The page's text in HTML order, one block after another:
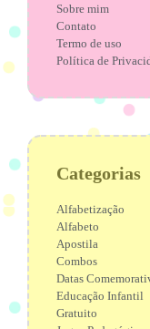
Sobre mim
Contato
Termo de uso
Política de
Categorias
Alfabetização
Alfabeto
Apostila
Combos
Datas
Educação Infantil
Gratuito